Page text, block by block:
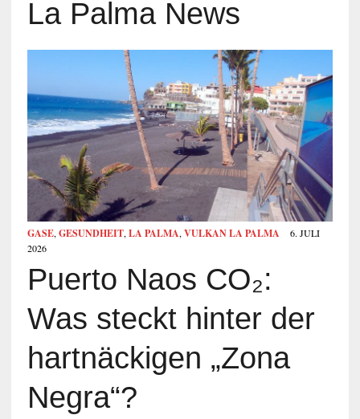
La Palma News
GASE,GESUNDHEIT,LA PALMA,VULKAN LA PALMA
6. JULI
2026
Puerto Naos CO₂:
Was steckt hinter der
hartnäckigen „Zona
Negra“?